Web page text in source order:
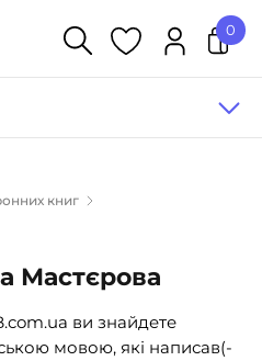
(1015)
(527)
0
книг
Мастєрова
ви знайдете
мовою, які написав(-